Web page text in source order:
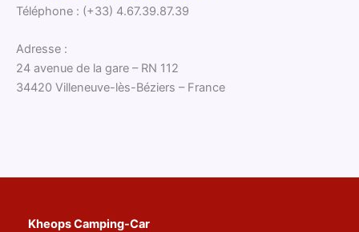
Téléphone : (+33) 4.67.39.87.39
Adresse :
24 avenue de la gare – RN 112
34420 Villeneuve-lès-Béziers – France
Kheops Camping-Car